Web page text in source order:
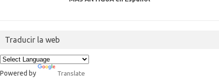
Traducir la web
Powered by Translate